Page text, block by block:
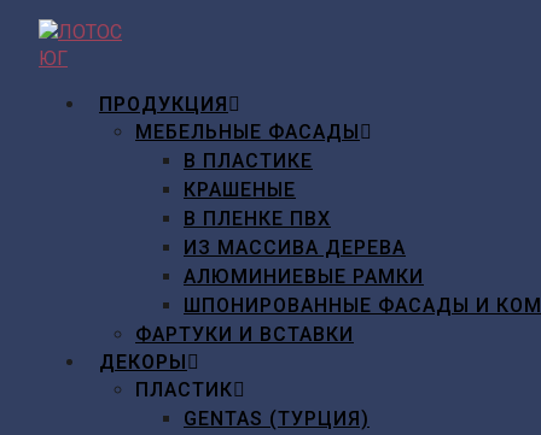
Перейти
содержимому
ПРОДУКЦИЯ
МЕБЕЛЬНЫЕ ФАСАДЫ
В ПЛАСТИКЕ
КРАШЕНЫЕ
В ПЛЕНКЕ ПВХ
ИЗ МАССИВА ДЕРЕВА
АЛЮМИНИЕВЫЕ РАМКИ
ШПОНИРОВАННЫЕ ФАСАДЫ И
ФАРТУКИ И ВСТАВКИ
ДЕКОРЫ
ПЛАСТИК
GENTAS (ТУРЦИЯ)